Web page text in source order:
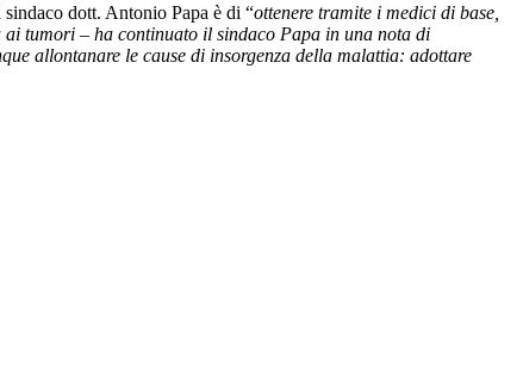
dott. Antonio Papa è di “ottenere tramite i medici di base,
tumori – ha continuato il sindaco Papa in una nota di
allontanare le cause di insorgenza della malattia: adottare